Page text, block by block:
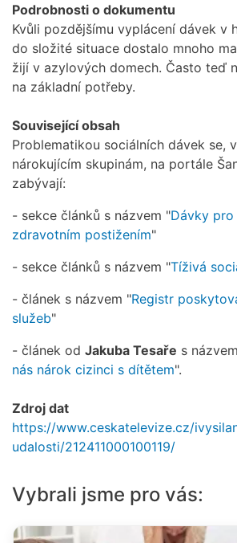
Podrobnosti o dokumentu
Kvůli pozdějšímu vyplácení dávek v
do složité situace dostalo mnoho
žijí v azylových domech. Často teď
na základní potřeby.
Související obsah
Problematikou sociálních dávek se,
nárokujícím skupinám, na portále
zabývají:
- sekce článků s názvem "Dávky
zdravotním postižením"
- sekce článků s názvem "Tíživá
- článek s názvem "Registr
služeb"
- článek od Jakuba Tesaře s
nás nárok cizinci s dítětem".
Zdroj dat
https://www.ceskatelevize.cz/
udalosti/212411000100119/
Vybrali jsme pro vás: